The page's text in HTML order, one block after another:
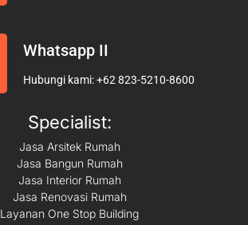
Whatsapp II
Hubungi kami: +62 823-5210-8600
Specialist:
Jasa Arsitek Rumah
Jasa Bangun Rumah
Jasa Interior Rumah
Jasa Renovasi Rumah
Layanan One Stop Building